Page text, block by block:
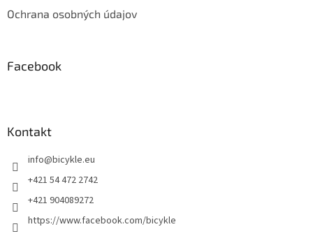
Ochrana osobných údajov
Facebook
Kontakt
info@bicykle.eu
+421 54 472 2742
+421 904089272
https://www.facebook.com/bicykle